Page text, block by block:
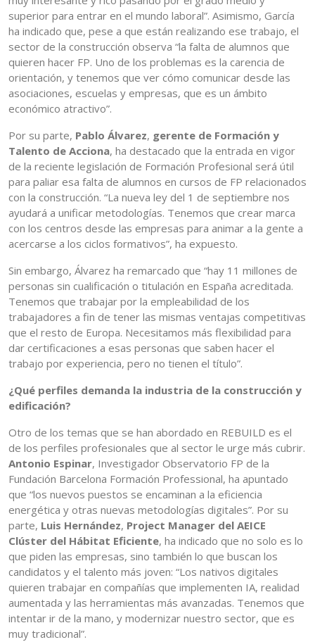
superior para entrar en el mundo laboral”. Asimismo, García
ha indicado que, pese a que están realizando ese trabajo, el
sector de la construcción observa “la falta de alumnos que
quieren hacer FP. Uno de los problemas es la carencia de
orientación, y tenemos que ver cómo comunicar desde las
asociaciones, escuelas y empresas, que es un ámbito
económico atractivo”.
Por su parte, Pablo Álvarez, gerente de Formación y
Talento de Acciona, ha destacado que la entrada en vigor
de la reciente legislación de Formación Profesional será útil
para paliar esa falta de alumnos en cursos de FP relacionados
con la construcción. “La nueva ley del 1 de septiembre nos
ayudará a unificar metodologías. Tenemos que crear marca
con los centros desde las empresas para animar a la gente a
acercarse a los ciclos formativos”, ha expuesto.
Sin embargo, Álvarez ha remarcado que “hay 11 millones de
personas sin cualificación o titulación en España acreditada.
Tenemos que trabajar por la empleabilidad de los
trabajadores a fin de tener las mismas ventajas competitivas
que el resto de Europa. Necesitamos más flexibilidad para
dar certificaciones a esas personas que saben hacer el
trabajo por experiencia, pero no tienen el título”.
¿Qué perfiles demanda la industria de la construcción y
edificación?
Otro de los temas que se han abordado en REBUILD es el
de los perfiles profesionales que al sector le urge más cubrir.
Antonio Espinar, Investigador Observatorio FP de la
Fundación Barcelona Formación Professional, ha apuntado
que “los nuevos puestos se encaminan a la eficiencia
energética y otras nuevas metodologías digitales”. Por su
parte, Luis Hernández, Project Manager del AEICE
Clúster del Hábitat Eficiente, ha indicado que no solo es lo
que piden las empresas, sino también lo que buscan los
candidatos y el talento más joven: “Los nativos digitales
quieren trabajar en compañías que implementen IA, realidad
aumentada y las herramientas más avanzadas. Tenemos que
intentar ir de la mano, y modernizar nuestro sector, que es
muy tradicional”.